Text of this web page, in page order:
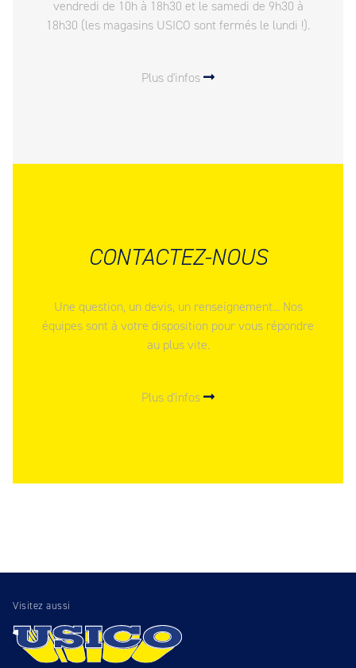
vendredi de 10h à 18h30 et le samedi de 9h30 à
18h30 (les magasins USICO sont fermés le lundi !).
Plus d'infos
CONTACTEZ-NOUS
Une question, un devis, un renseignement... Nos
équipes sont à votre disposition pour vous répondre
au plus vite.
Plus d'infos
Visitez aussi